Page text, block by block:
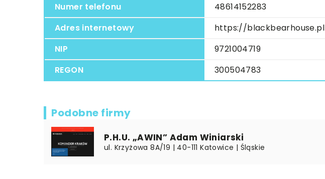
Numer telefonu
48614152283
Adres internetowy
https://blackbearhouse.pl
NIP
9721004719
REGON
300504783
Podobne firmy
P.H.U. „AWIN” Adam Winiarski
ul. Krzyżowa 8A/19 | 40-111 Katowice | Śląskie